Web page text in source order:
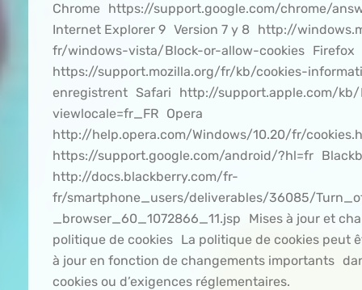
Chrome https://support.google.com/chrome/
Internet Explorer 9 Version 7 y 8 http://
fr/windows-vista/Block-or-allow-cookies Firefox
https://support.mozilla.org/fr/kb/cookies-
enregistrent Safari http://support.apple.com/kb/
viewlocale=fr_FR Opera
http://help.opera.com/Windows/10.20/fr/
https://support.google.com/android/?hl=fr
http://docs.blackberry.com/fr-
fr/smartphone_users/deliverables/36085/
_browser_60_1072866_11.jsp Mises à jour et
politique de cookies La politique de cookies peut
à jour en fonction de changements importants
cookies ou d’exigences réglementaires.